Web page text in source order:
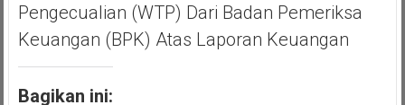
Pengecualian (WTP) Dari Badan Pemeriksa
Keuangan (BPK) Atas Laporan Keuangan
Bagikan ini: